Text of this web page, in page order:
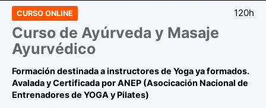
CURSO ONLINE 120h
Curso de Ayúrveda y Masaje
Ayurvédico
Formación destinada a instructores de Yoga ya formados.
Avalada y Certificada por ANEP (Asocicación Nacional de
Entrenadores de YOGA y Pilates)